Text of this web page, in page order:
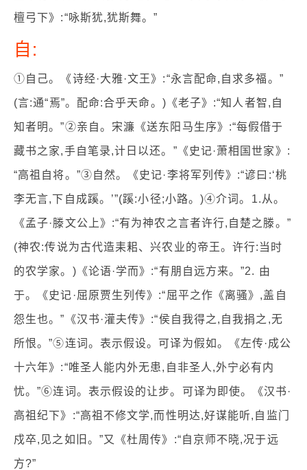
檀弓下》:“咏斯犹,犹斯舞。”
自:
①自己。《诗经·大雅·文王》:“永言配命,自求多福。”
(言:通“焉”。配命:合乎天命。)《老子》:“知人者智,自
知者明。”②亲自。宋濂《送东阳马生序》:“每假借于
藏书之家,手自笔录,计日以还。”《史记·萧相国世家》:
“高祖自将。”③自然。《史记·李将军列传》:“谚曰:‘桃
李无言,下自成蹊。’”(蹊:小径;小路。)④介词。1.从。
《孟子·滕文公上》:“有为神农之言者许行,自楚之滕。”
(神农:传说为古代造耒耜、兴农业的帝王。许行:当时
的农学家。)《论语·学而》:“有朋自远方来。”2. 由
于。《史记·屈原贾生列传》:“屈平之作《离骚》,盖自
怨生也。”《汉书·灌夫传》:“侯自我得之,自我捐之,无
所恨。”⑤连词。表示假设。可译为假如。《左传·成公
十六年》:“唯圣人能内外无患,自非圣人,外宁必有内
忧。”⑥连词。表示假设的让步。可译为即使。《汉书·
高祖纪下》:“高祖不修文学,而性明达,好谋能听,自监门
戍卒,见之如旧。”又《杜周传》:“自京师不晓,况于远
方?”